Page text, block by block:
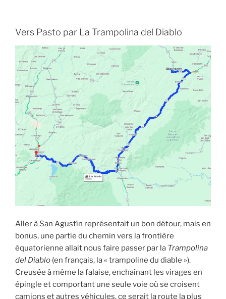
Vers Pasto par La Trampolina del Diablo
Aller à San Agustín représentait un bon détour, mais en
bonus, une partie du chemin vers la frontière
équatorienne allait nous faire passer par la Trampolina
del Diablo (en français, la « trampoline du diable »).
Creusée à même la falaise, enchaînant les virages en
épingle et comportant une seule voie où se croisent
camions et autres véhicules, ce serait la route la plus